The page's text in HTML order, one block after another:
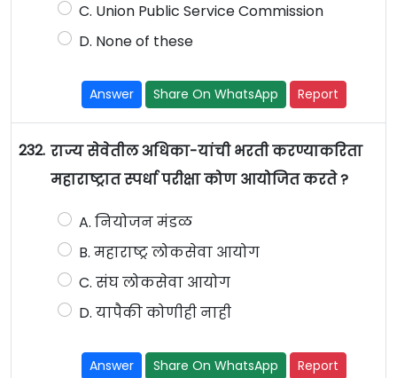
C. Union Public Service Commission
D. None of these
Answer Share On WhatsApp Report
232. राज्य सेवेतील अधिका-यांची भरती करण्याकरिता
महाराष्ट्रात स्पर्धा परीक्षा कोण आयोजित करते ?
A. नियोजन मंडळ
B. महाराष्ट्र लोकसेवा आयोग
C. संघ लोकसेवा आयोग
D. यापैकी कोणीही नाही
Answer Share On WhatsApp Report